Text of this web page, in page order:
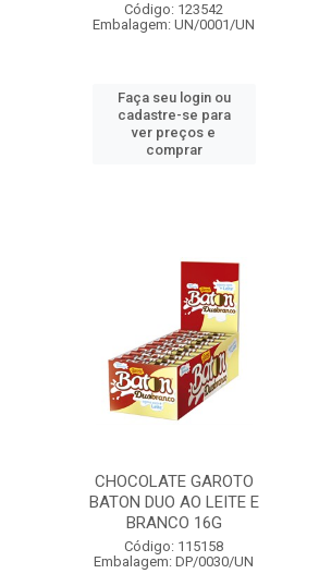
Código: 123542
Embalagem: UN/0001/UN
Faça seu login ou
cadastre-se para
ver preços e
comprar
CHOCOLATE GAROTO
BATON DUO AO LEITE E
BRANCO 16G
Código: 115158
Embalagem: DP/0030/UN